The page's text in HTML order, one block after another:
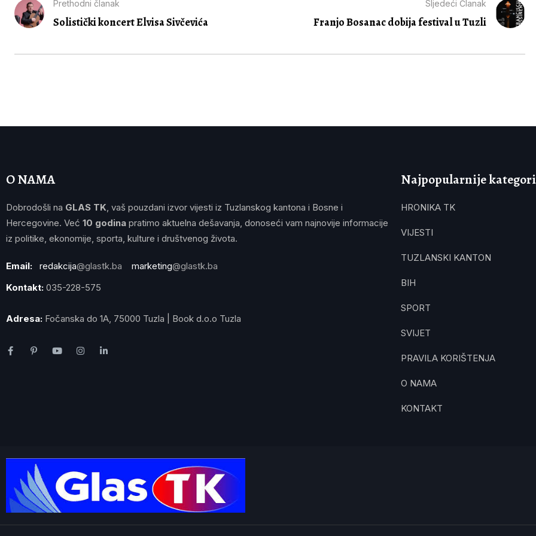
Prethodni članak
Solistički koncert Elvisa Sivčevića
Sljedeći Članak
Franjo Bosanac dobija festival u Tuzli
O NAMA
Dobrodošli na GLAS TK, vaš pouzdani izvor vijesti iz Tuzlanskog kantona i Bosne i
Hercegovine. Već 10 godina pratimo aktuelna dešavanja, donoseći vam najnovije informacije
iz politike, ekonomije, sporta, kulture i društvenog života.
Email: redakcija@glastk.ba marketing@glastk.ba
Kontakt: 035-228-575
Adresa: Fočanska do 1A, 75000 Tuzla | Book d.o.o Tuzla
Najpopularnije
HRONIKA TK
VIJESTI
TUZLANSKI KANTON
BIH
SPORT
SVIJET
PRAVILA KORIŠTENJA
O NAMA
KONTAKT